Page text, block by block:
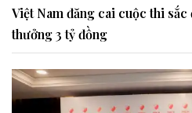
Việt Nam đăng cai cuộc thi
thưởng 3 tỷ đồng